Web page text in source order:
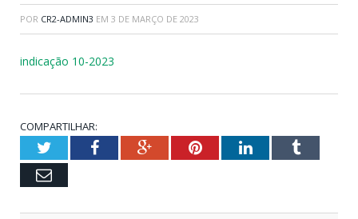
POR CR2-ADMIN3 EM 3 DE MARÇO DE 2023
indicação 10-2023
COMPARTILHAR:
TwitterFacebookGoogle+PinterestLinkedInTumblr
Email